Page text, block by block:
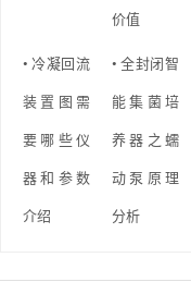
价值
• 冷凝回流
装置图需
要哪些仪
器和参数
介绍
• 全封闭智
能集菌培
养器之蠕
动泵原理
分析